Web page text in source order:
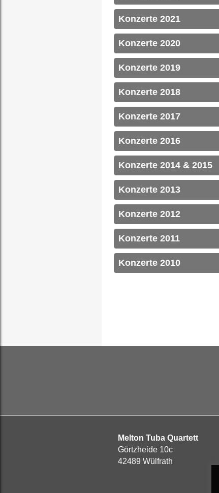
Konzerte 2021
Konzerte 2020
Konzerte 2019
Konzerte 2018
Konzerte 2017
Konzerte 2016
Konzerte 2014 & 2015
Konzerte 2013
Konzerte 2012
Konzerte 2011
Konzerte 2010
Melton Tuba Quartett
Görtzheide 10c
42489 Wülfrath